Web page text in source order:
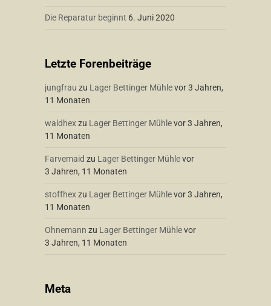
Die Reparatur beginnt 6. Juni 2020
Letzte Forenbeiträge
jungfrau zu Lager Bettinger Mühlevor 3 Jahren,
11 Monaten
waldhexzu Lager Bettinger Mühlevor 3 Jahren,
11 Monaten
Farvemaid zu Lager Bettinger Mühlevor
3 Jahren, 11 Monaten
stoffhexzu Lager Bettinger Mühlevor 3 Jahren,
11 Monaten
Ohnemann zu Lager Bettinger Mühlevor
3 Jahren, 11 Monaten
Meta